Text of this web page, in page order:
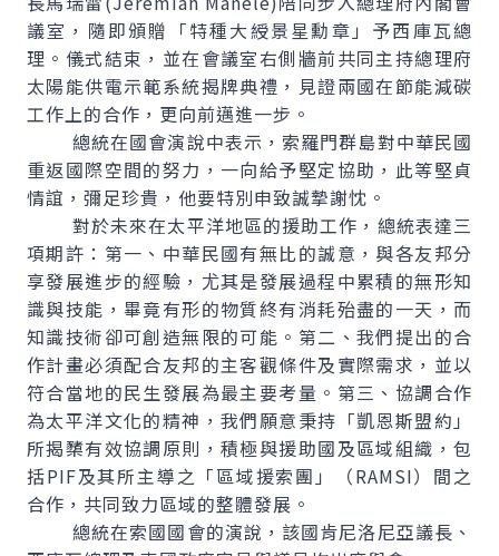
議室，隨即頒贈「特種大綬景星勳章」予西庫瓦總
理。儀式結束，並在會議室右側牆前共同主持總理府
太陽能供電示範系統揭牌典禮，見證兩國在節能減碳
工作上的合作，更向前邁進一步。
總統在國會演說中表示，索羅門群島對中華民國
重返國際空間的努力，一向給予堅定協助，此等堅貞
情誼，彌足珍貴，他要特別申致誠摯謝忱。
對於未來在太平洋地區的援助工作，總統表達三
項期許：第一、中華民國有無比的誠意，與各友邦分
享發展進步的經驗，尤其是發展過程中累積的無形知
識與技能，畢竟有形的物質終有消耗殆盡的一天，而
知識技術卻可創造無限的可能。第二、我們提出的合
作計畫必須配合友邦的主客觀條件及實際需求，並以
符合當地的民生發展為最主要考量。第三、協調合作
為太平洋文化的精神，我們願意秉持「凱恩斯盟約」
所揭櫫有效協調原則，積極與援助國及區域組織，包
括PIF及其所主導之「區域援索團」（RAMSI）間之
合作，共同致力區域的整體發展。
總統在索國國會的演說，該國肯尼洛尼亞議長、